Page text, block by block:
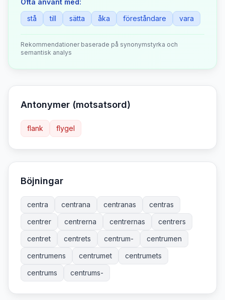
Ofta använt med:
stå
till sätta åka föreståndare vara
Rekommendationer baserade på synonymstyrka och
semantisk analys
Antonymer (motsatsord)
flank flygel
Böjningar
centra centrana centranas
centras
centrer
centrerna centrernas
centrers
centret
centrets centrum-
centrumen
centrumens
centrumet
centrumets
centrums
centrums-